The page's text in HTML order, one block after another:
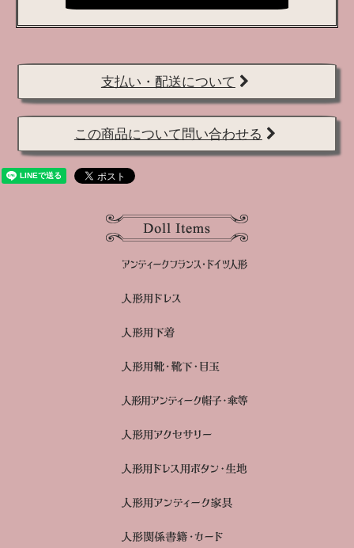
支払い・配送について
この商品について問い合わせる